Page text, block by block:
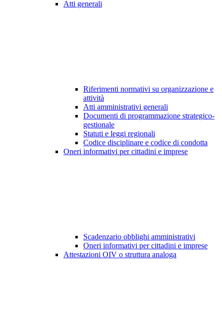
Atti generali
Riferimenti normativi su organizzazione e
attività
Atti amministrativi generali
Documenti di programmazione strategico-
gestionale
Statuti e leggi regionali
Codice disciplinare e codice di condotta
Oneri informativi per cittadini e imprese
Scadenzario obblighi amministrativi
Oneri informativi per cittadini e imprese
Attestazioni OIV o struttura analoga